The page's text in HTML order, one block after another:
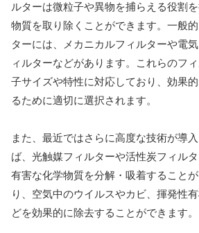
ルターは微粒子や異物を捕らえる役割
物質を取り除くことができます。一般
ターには、メカニカルフィルターや電
ィルターなどがあります。これらのフ
子サイズや特性に対応しており、効果
るために適切に選択されます。
また、最近ではさらに高度な技術が導
ば、光触媒フィルターや活性炭フィル
有害な化学物質を分解・吸着すること
り、空気中のウイルスやカビ、揮発性
どを効果的に除去することができます。